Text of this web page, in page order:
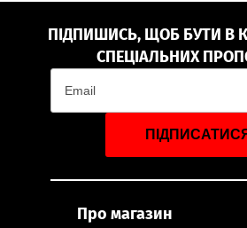
ПІДПИШИСЬ, ЩОБ БУТИ В
СПЕЦІАЛЬНИХ
Про магазин